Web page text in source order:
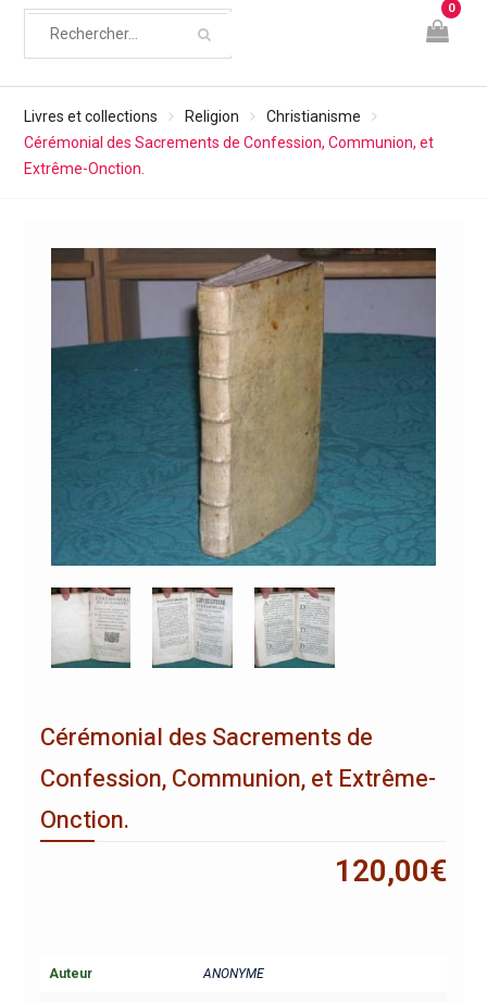
0
Livres et collections Religion
Christianisme
Cérémonial des Sacrements de Confession, Communion, et
Extrême-Onction.
Cérémonial des Sacrements de
Confession, Communion, et Extrême-
Onction.
120,00€
Auteur ANONYME